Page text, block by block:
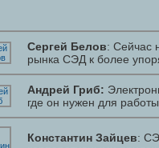
Сергей Белов: Сейчас
рынка СЭД к более
Андрей Гриб:
где он нужен для работы
Константин Зайцев: